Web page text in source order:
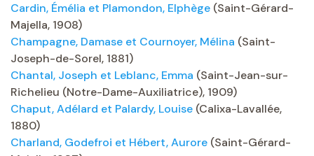
Cardin, Émélia et Plamondon, Elphège (Saint-Gérard-
Majella, 1908)
Champagne, Damase et Cournoyer, Mélina (Saint-
Joseph-de-Sorel, 1881)
Chantal, Joseph et Leblanc, Emma (Saint-Jean-sur-
Richelieu (Notre-Dame-Auxiliatrice), 1909)
Chaput, Adélard et Palardy, Louise (Calixa-Lavallée,
1880)
Charland, Godefroi et Hébert, Aurore (Saint-Gérard-